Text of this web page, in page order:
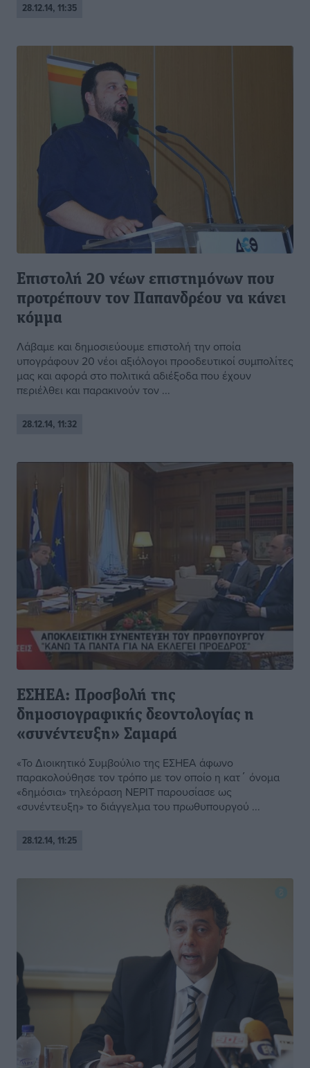
28.12.14, 11:35
Επιστολή 20 νέων επιστημόνων που
προτρέπουν τον Παπανδρέου να κάνει
κόμμα
Λάβαμε και δημοσιεύουμε επιστολή την οποία
υπογράφουν 20 νέοι αξιόλογοι προοδευτικοί συμπολίτες
μας και αφορά στο πολιτικά αδιέξοδα που έχουν
περιέλθει και παρακινούν τον ...
28.12.14, 11:32
ΕΣΗΕΑ: Προσβολή της
δημοσιογραφικής δεοντολογίας η
«συνέντευξη» Σαμαρά
«Το Διοικητικό Συμβούλιο της ΕΣΗΕΑ άφωνο
παρακολούθησε τον τρόπο με τον οποίο η κατ΄ όνομα
«δημόσια» τηλεόραση ΝΕΡΙΤ παρουσίασε ως
«συνέντευξη» το διάγγελμα του πρωθυπουργού ...
28.12.14, 11:25